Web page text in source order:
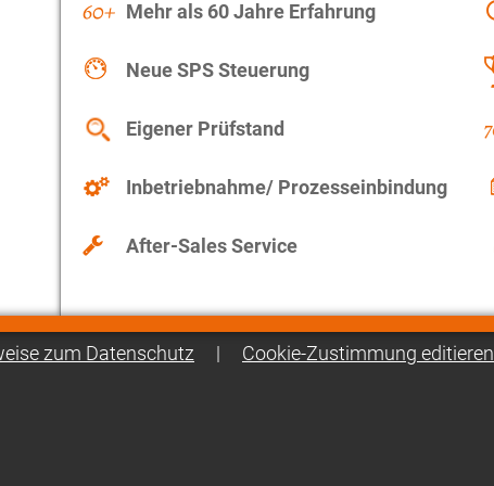
Mehr als 60 Jahre Erfahrung
Neue SPS Steuerung
Eigener Prüfstand
Inbetriebnahme/ Prozesseinbindung
After-Sales Service
zum Datenschutz | Cookie-Zustimmung editieren